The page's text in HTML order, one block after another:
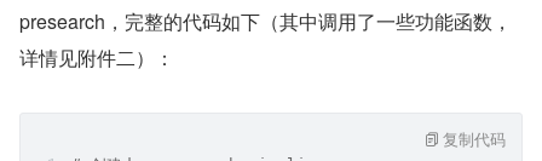
presearch，完整的代码如下（其中调用了一些功能函数，
详情见附件二）：
复制代码